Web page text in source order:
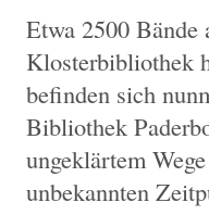
Etwa 2500 Bände
Klosterbibliothek
befinden sich
Bibliothek
ungeklärtem
unbekannten